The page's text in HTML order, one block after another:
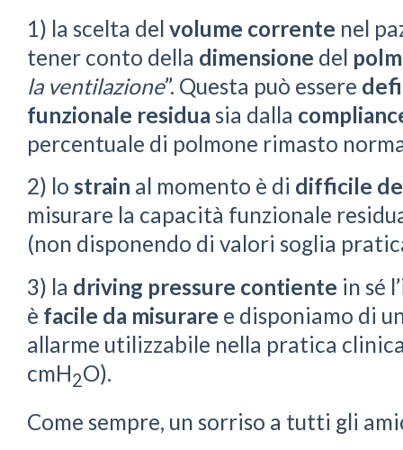
1) la scelta del volume corrente nel
tener conto della dimensione del
la ventilazione”. Questa può essere
funzionale residua sia dalla
percentuale di polmone rimasto
2) lo strain al momento è di difficile
misurare la capacità funzionale
(non disponendo di valori soglia
3) la driving pressure contiente in sé
è facile da misurare e disponiamo di
allarme utilizzabile nella pratica
cmH2O).
Come sempre, un sorriso a tutti gli